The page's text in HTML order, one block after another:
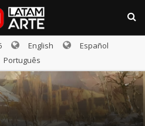
English
Español
Português